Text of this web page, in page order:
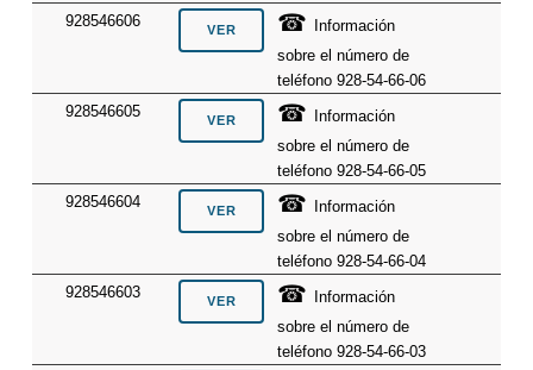
928546606
☎
Información
sobre el número de
teléfono 928-54-66-06
928546605
☎
Información
sobre el número de
teléfono 928-54-66-05
928546604
☎
Información
sobre el número de
teléfono 928-54-66-04
928546603
☎
Información
sobre el número de
teléfono 928-54-66-03